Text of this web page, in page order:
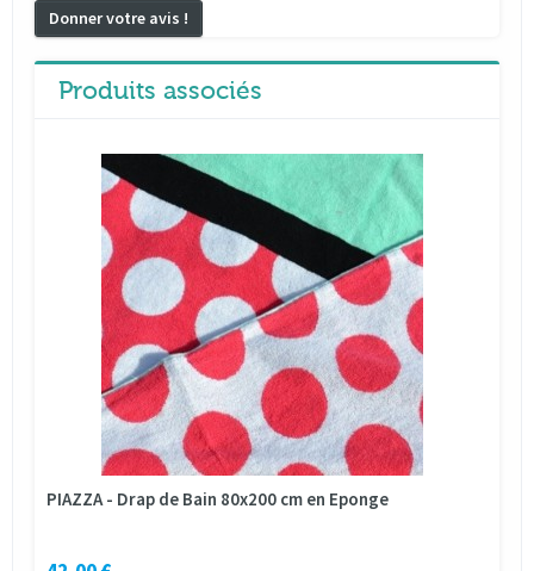
Donner votre avis !
Produits associés
PIAZZA - Drap de Bain 80x200 cm en Eponge